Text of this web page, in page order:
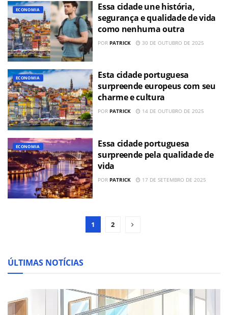
ECONOMIA
Essa cidade une história,
segurança e qualidade de vida
como nenhuma outra
POR PATRICK 30 DE OUTUBRO DE 2025
ECONOMIA
Esta cidade portuguesa
surpreende europeus com seu
charme e cultura
POR PATRICK 14 DE OUTUBRO DE 2025
ECONOMIA
Essa cidade portuguesa
surpreende pela qualidade de
vida
POR PATRICK 17 DE SETEMBRO DE 2025
1 2
ÚLTIMAS NOTÍCIAS